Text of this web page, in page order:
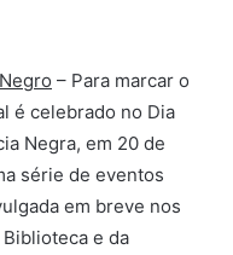
– Para marcar o
é celebrado no Dia
Negra, em 20 de
série de eventos
em breve nos
e da